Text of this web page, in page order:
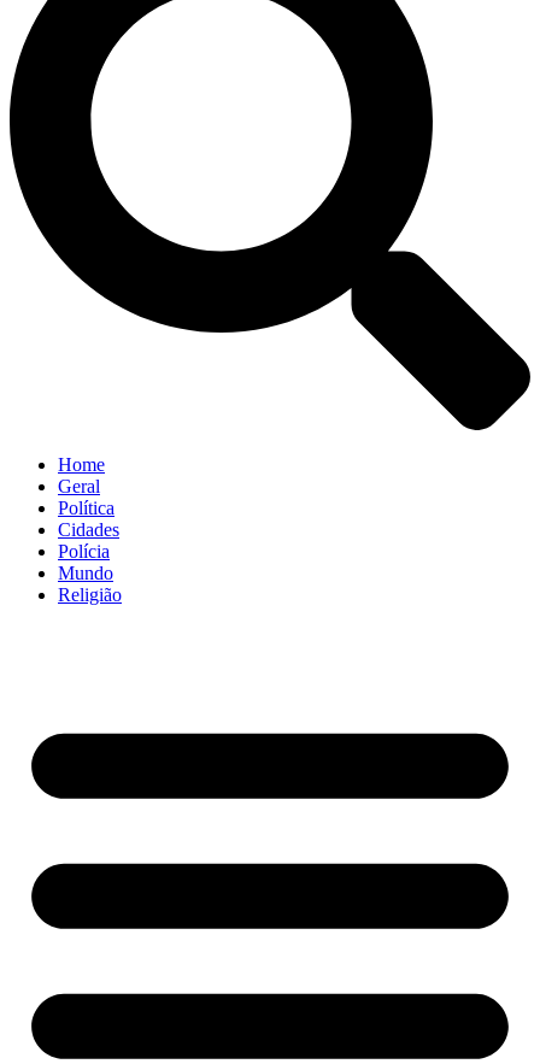
Home
Geral
Política
Cidades
Polícia
Mundo
Religião